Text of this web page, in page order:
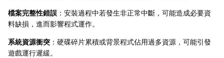
檔案完整性錯誤 ：安裝過程中若發生非正常中斷，可能造成必要資
料缺損，進而影響程式運作。
系統資源衝突 ：硬碟碎片累積或背景程式佔用過多資源，可能引發
遊戲運行遲緩。